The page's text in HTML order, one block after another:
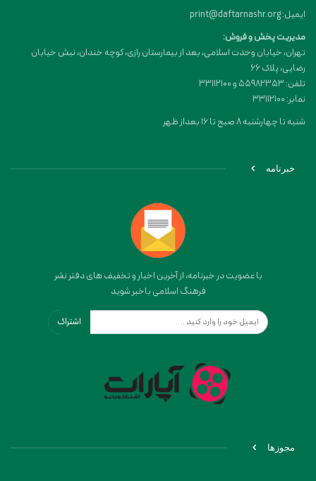
ایمیل: print@daftarnashr.org
مدیریت پخش و فروش:
تهران، خیابان وحدت اسلامی، بعد از بیمارستان رازی، کوچه خندان، نبش خیابان
رضایی، پلاک ۶۶
تلفن: 55982353 و 33112100
نمابر: 33112100
شنبه تا چهارشنبه 8 صبح تا 16 بعداز ظهر
خبرنامه
با عضویت در خبرنامه، از آخرین اخبار و تخفیف های دفتر نشر
فرهنگ اسلامی باخبر شوید
اشتراک
مجوزها